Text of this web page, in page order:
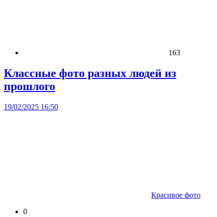
163
Классные фото разных людей из
прошлого
19/02/2025 16:50
Красивое фото
0